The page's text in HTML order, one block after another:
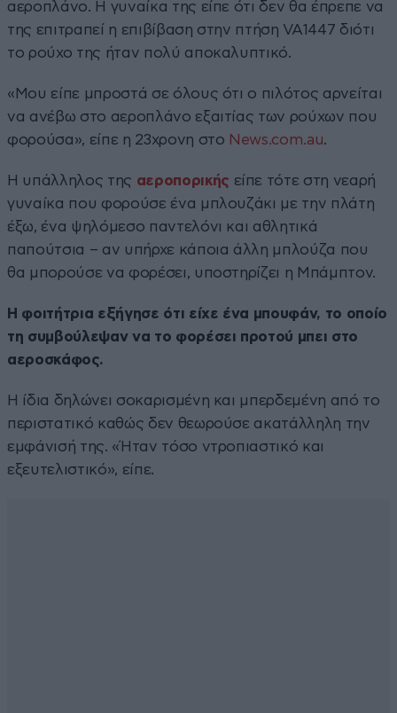
αεροπλάνο. Η γυναίκα της είπε ότι δεν θα έπρεπε να
της επιτραπεί η επιβίβαση στην πτήση VA1447 διότι
το ρούχο της ήταν πολύ αποκαλυπτικό.
«Μου είπε μπροστά σε όλους ότι ο πιλότος αρνείται
να ανέβω στο αεροπλάνο εξαιτίας των ρούχων που
φορούσα», είπε η 23χρονη στο News.com.au.
Η υπάλληλος της αεροπορικής είπε τότε στη νεαρή
γυναίκα που φορούσε ένα μπλουζάκι με την πλάτη
έξω, ένα ψηλόμεσο παντελόνι και αθλητικά
παπούτσια – αν υπήρχε κάποια άλλη μπλούζα που
θα μπορούσε να φορέσει, υποστηρίζει η Μπάμπτον.
Η φοιτήτρια εξήγησε ότι είχε ένα μπουφάν, το οποίο
τη συμβούλεψαν να το φορέσει προτού μπει στο
αεροσκάφος.
Η ίδια δηλώνει σοκαρισμένη και μπερδεμένη από το
περιστατικό καθώς δεν θεωρούσε ακατάλληλη την
εμφάνισή της. «Ήταν τόσο ντροπιαστικό και
εξευτελιστικό», είπε.